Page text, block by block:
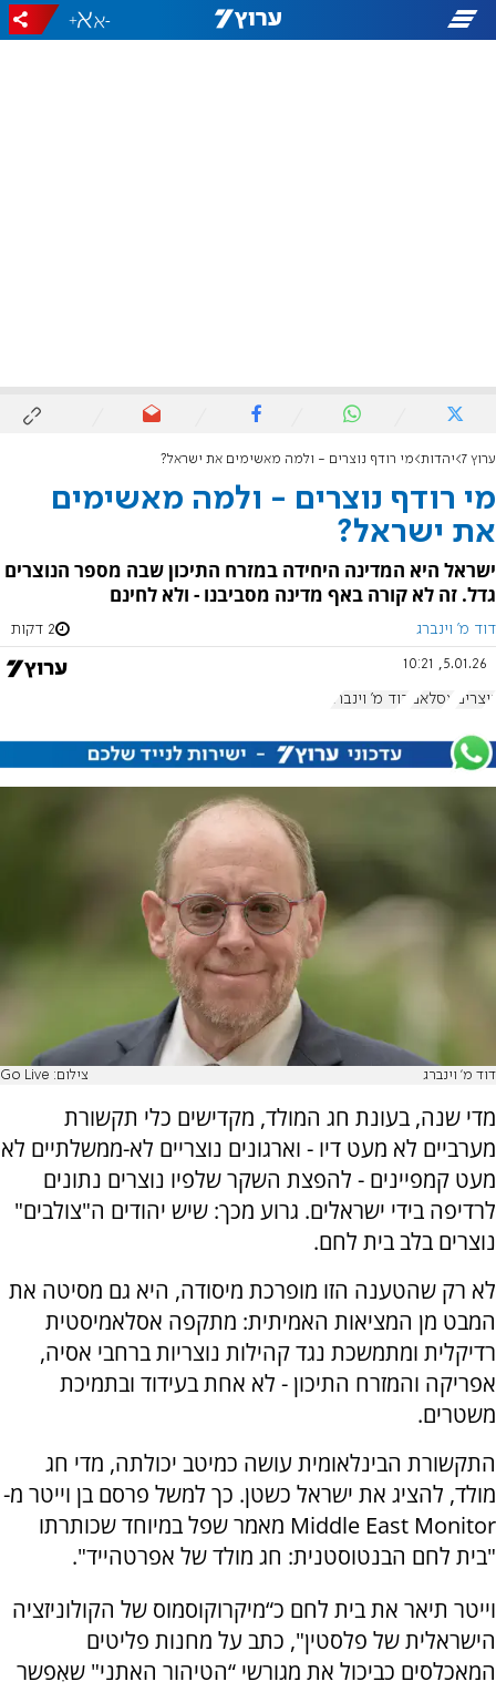
-
+
ערוץ 7 יהדות מי רודף נוצרים - ולמה מאשימים את ישראל?
מי רודף נוצרים - ולמה מאשימים
את ישראל?
ישראל היא המדינה היחידה במזרח התיכון שבה מספר הנוצרים
גדל. זה לא קורה באף מדינה מסביבנו - ולא לחינם
דוד מ' וינברג 2 דקות
5.01.26, 10:21
נוצרים אסלאם דוד מ' וינברג
דוד מ' וינברג צילום: Go Live
מדי שנה, בעונת חג המולד, מקדישים כלי תקשורת
מערביים לא מעט דיו - וארגונים נוצריים לא-ממשלתיים לא
מעט קמפיינים - להפצת השקר שלפיו נוצרים נתונים
לרדיפה בידי ישראלים. גרוע מכך: שיש יהודים ה"צולבים"
נוצרים בלב בית לחם.
לא רק שהטענה הזו מופרכת מיסודה, היא גם מסיטה את
המבט מן המציאות האמיתית: מתקפה אסלאמיסטית
רדיקלית ומתמשכת נגד קהילות נוצריות ברחבי אסיה,
אפריקה והמזרח התיכון - לא אחת בעידוד ובתמיכת
משטרים.
התקשורת הבינלאומית עושה כמיטב יכולתה, מדי חג
מולד, להציג את ישראל כשטן. כך למשל פרסם בן וייטר מ-
Middle East Monitor מאמר שפל במיוחד שכותרתו
"בית לחם הבנטוסטנית: חג מולד של אפרטהייד".
וייטר תיאר את בית לחם כ“מיקרוקוסמוס של הקולוניזציה
הישראלית של פלסטין", כתב על מחנות פליטים
המאכלסים כביכול את מגורשי “הטיהור האתני" שאִפשר